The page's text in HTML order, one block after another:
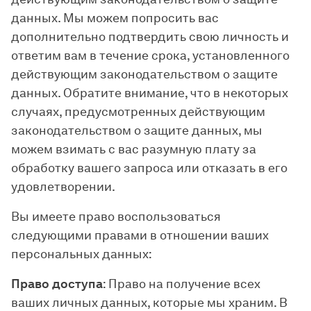
данных. Мы можем попросить вас
дополнительно подтвердить свою личность и
ответим вам в течение срока, установленного
действующим законодательством о защите
данных. Обратите внимание, что в некоторых
случаях, предусмотренных действующим
законодательством о защите данных, мы
можем взимать с вас разумную плату за
обработку вашего запроса или отказать в его
удовлетворении.
Вы имеете право воспользоваться
следующими правами в отношении ваших
персональных данных:
Право доступа: Право на получение всех
ваших личных данных, которые мы храним. В